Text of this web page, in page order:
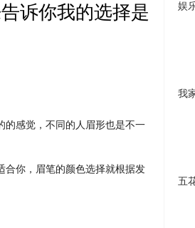
诉你我的选择是
的感觉，不同的人眉形也是不一
合你，眉笔的颜色选择就根据发
娱
我
五